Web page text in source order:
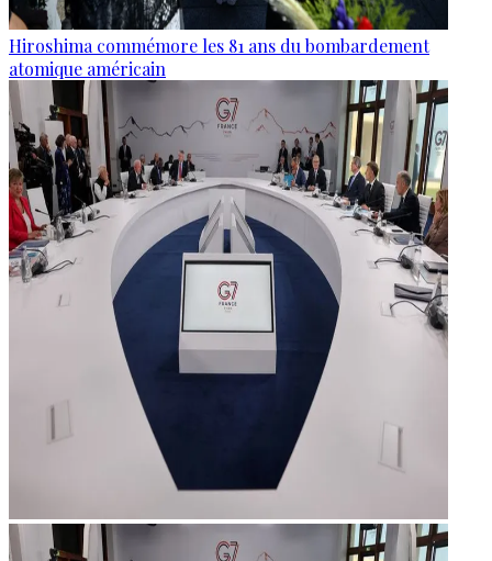
Hiroshima commémore les 81 ans du bombardement
atomique américain